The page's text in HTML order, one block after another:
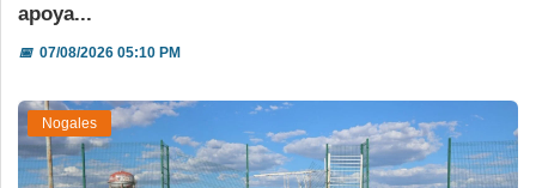
apoya...
📅07/08/2026 05:10 PM
Nogales